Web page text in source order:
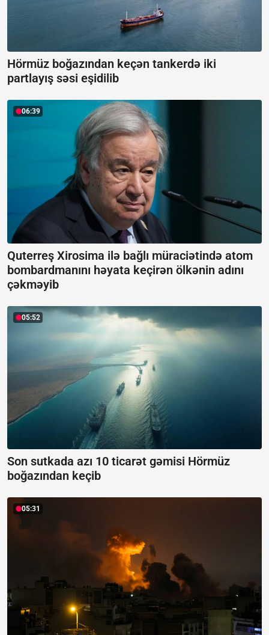
Hörmüz boğazından keçən tankerdə iki
partlayış səsi eşidilib
06:39
Quterreş Xirosima ilə bağlı müraciətində atom
bombardmanını həyata keçirən ölkənin adını
çəkməyib
05:52
Son sutkada azı 10 ticarət gəmisi Hörmüz
boğazından keçib
05:31